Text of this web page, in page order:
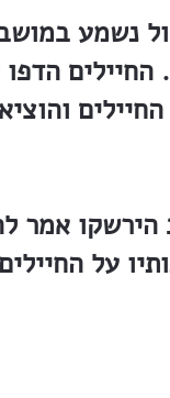
נשמע
החיילים
הירשקו אמר